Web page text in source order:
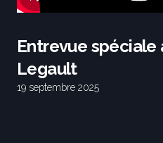
Entrevue spéciale
Legault
19 septembre 2025